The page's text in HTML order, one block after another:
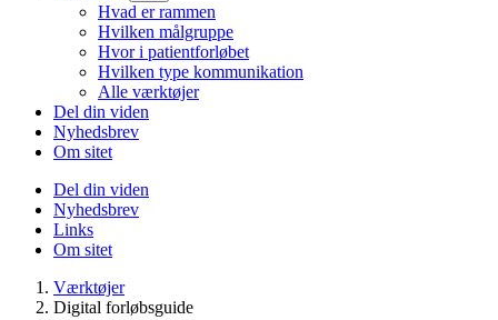
Hvad er rammen
Hvilken målgruppe
Hvor i patientforløbet
Hvilken type kommunikation
Alle værktøjer
Del din viden
Nyhedsbrev
Om sitet
Del din viden
Nyhedsbrev
Links
Om sitet
Værktøjer
Digital forløbsguide